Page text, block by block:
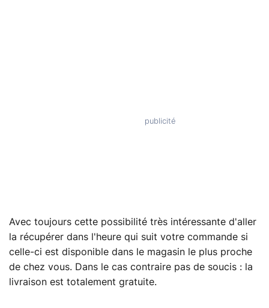
Avec toujours cette possibilité très intéressante d'aller
la récupérer dans l'heure qui suit votre commande si
celle-ci est disponible dans le magasin le plus proche
de chez vous. Dans le cas contraire pas de soucis : la
livraison est totalement gratuite.